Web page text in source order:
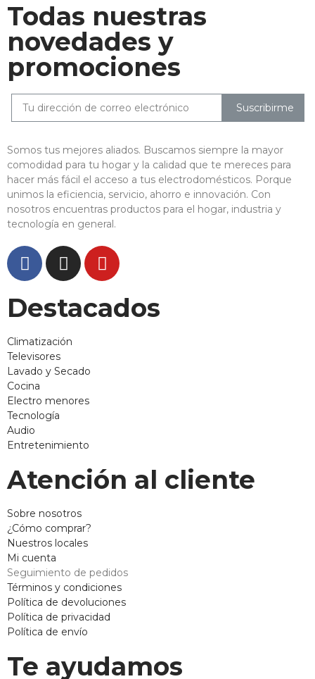
Todas nuestras
novedades y
promociones
Suscribirme
Somos tus mejores aliados. Buscamos siempre la mayor
comodidad para tu hogar y la calidad que te mereces para
hacer más fácil el acceso a tus electrodomésticos. Porque
unimos la eficiencia, servicio, ahorro e innovación. Con
nosotros encuentras productos para el hogar, industria y
tecnología en general.
Destacados
Climatización
Televisores
Lavado y Secado
Cocina
Electro menores
Tecnología
Audio
Entretenimiento
Atención al cliente
Sobre nosotros
¿Cómo comprar?
Nuestros locales
Mi cuenta
Seguimiento de pedidos
Términos y condiciones
Política de devoluciones
Política de privacidad
Política de envío
Te ayudamos